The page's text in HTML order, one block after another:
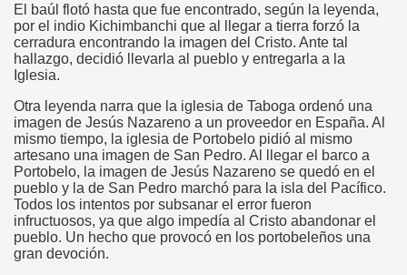
El baúl flotó hasta que fue encontrado, según la leyenda,
por el indio Kichimbanchi que al llegar a tierra forzó la
cerradura encontrando la imagen del Cristo. Ante tal
hallazgo, decidió llevarla al pueblo y entregarla a la
Iglesia.
Otra leyenda narra que la iglesia de Taboga ordenó una
imagen de Jesús Nazareno a un proveedor en España. Al
mismo tiempo, la iglesia de Portobelo pidió al mismo
artesano una imagen de San Pedro. Al llegar el barco a
Portobelo, la imagen de Jesús Nazareno se quedó en el
pueblo y la de San Pedro marchó para la isla del Pacífico.
Todos los intentos por subsanar el error fueron
infructuosos, ya que algo impedía al Cristo abandonar el
pueblo. Un hecho que provocó en los portobeleños una
gran devoción.
chino